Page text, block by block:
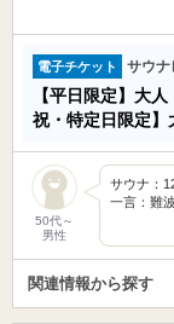
電子チケット サウナ
【平日限定】大
祝・特定日限定】
50代～
男性
サウナ：
一言：難
関連情報から探す